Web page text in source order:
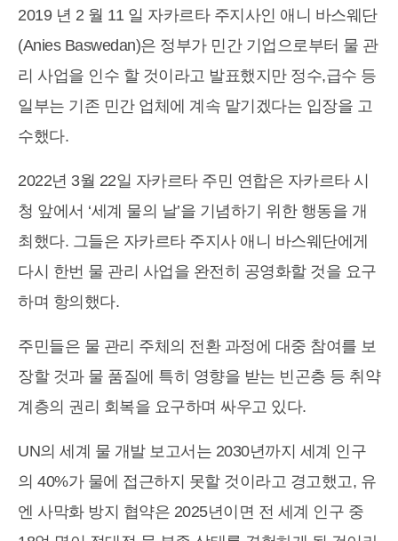
2019 년 2 월 11 일 자카르타 주지사인 애니 바스웨단
(Anies Baswedan)은 정부가 민간 기업으로부터 물 관
리 사업을 인수 할 것이라고 발표했지만 정수,급수 등
일부는 기존 민간 업체에 계속 맡기겠다는 입장을 고
수했다.
2022년 3월 22일 자카르타 주민 연합은 자카르타 시
청 앞에서 ‘세계 물의 날’을 기념하기 위한 행동을 개
최했다. 그들은 자카르타 주지사 애니 바스웨단에게
다시 한번 물 관리 사업을 완전히 공영화할 것을 요구
하며 항의했다.
주민들은 물 관리 주체의 전환 과정에 대중 참여를 보
장할 것과 물 품질에 특히 영향을 받는 빈곤층 등 취약
계층의 권리 회복을 요구하며 싸우고 있다.
UN의 세계 물 개발 보고서는 2030년까지 세계 인구
의 40%가 물에 접근하지 못할 것이라고 경고했고, 유
엔 사막화 방지 협약은 2025년이면 전 세계 인구 중